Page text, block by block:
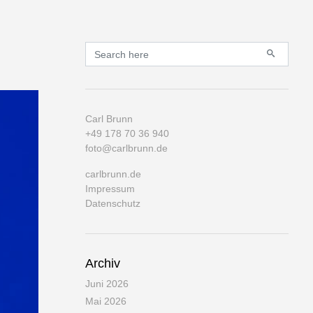
Primary
Search for:
Carl Brunn
+49 178 70 36 940
foto@carlbrunn.de
carlbrunn.de
Impressum
Datenschutz
Archiv
Juni 2026
Mai 2026